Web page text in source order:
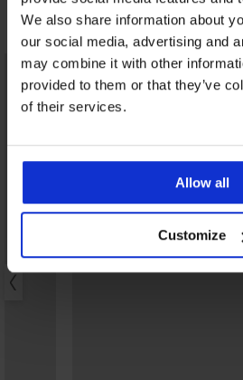
We also share information about
our social media, advertising and
may combine it with other
provided to them or that they’ve
of their services.
Allow all
Customize
Otkrijte slične